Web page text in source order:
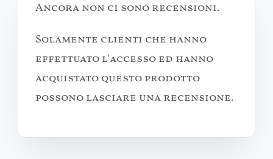
Ancora non ci sono recensioni.
Solamente clienti che hanno
effettuato l'accesso ed hanno
acquistato questo prodotto
possono lasciare una recensione.